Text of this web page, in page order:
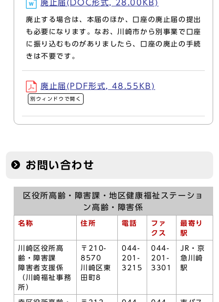
廃止届(DOC形式, 28.00KB)
廃止する場合は、本届のほか、口座の廃止届の提出
も必要になります。なお、川崎市から別事業で口座
に振り込むものがありましたら、口座の廃止の手続
きは不要です。
廃止届(PDF形式, 48.55KB)
別ウィンドウで開く
お問い合わせ
区役所高齢・障害課・地区健康福祉ステーショ
ン高齢・障害係
名称 住所 電話
ファ
クス
最寄り
駅
川崎区役所高
齢・障害課
障害者支援係
（川崎福祉事務
所）
〒210-
8570
川崎区東
田町8
044-
201-
3215
044-
201-
3301
JR・京
急川崎
駅